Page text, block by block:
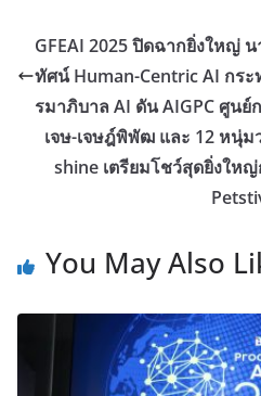
GFEAI 2025 ปิดฉากยิ่งใหญ่
ทัศน์ Human-Centric AI กร
รมาภิบาล AI ดัน AIGPC ศูน
เจษ-เจษฎ์พิพัฒ และ 12 หนุ่ม
shine เตรียมโชว์สุดยิ่งให
You May Also